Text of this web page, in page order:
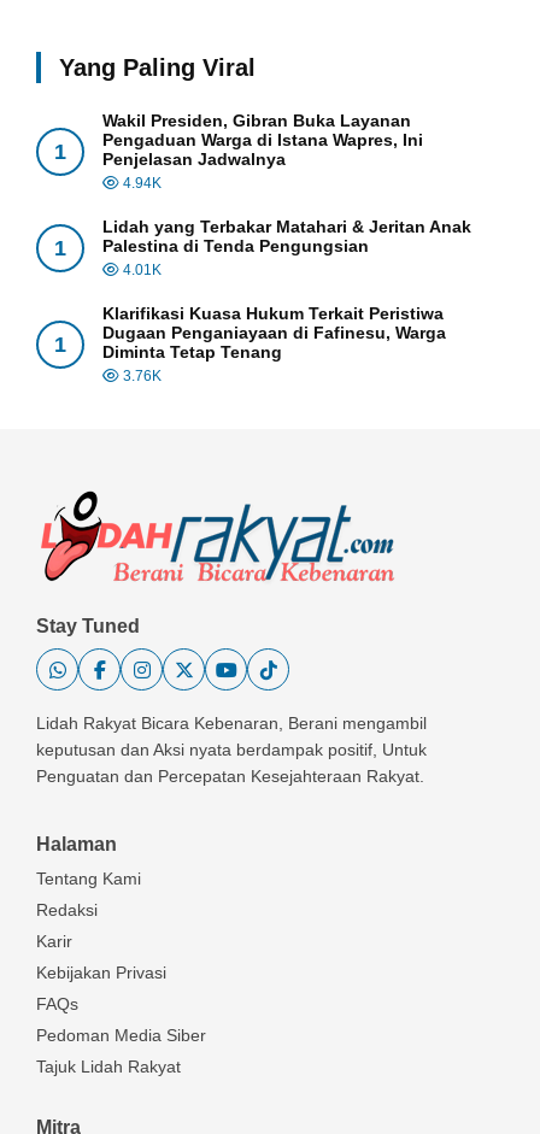
Yang Paling Viral
1
Wakil Presiden, Gibran Buka Layanan
Pengaduan Warga di Istana Wapres, Ini
Penjelasan Jadwalnya
4.94K
1
Lidah yang Terbakar Matahari & Jeritan Anak
Palestina di Tenda Pengungsian
4.01K
1
Klarifikasi Kuasa Hukum Terkait Peristiwa
Dugaan Penganiayaan di Fafinesu, Warga
Diminta Tetap Tenang
3.76K
Stay Tuned
Lidah Rakyat Bicara Kebenaran, Berani mengambil
keputusan dan Aksi nyata berdampak positif, Untuk
Penguatan dan Percepatan Kesejahteraan Rakyat.
Halaman
Tentang Kami
Redaksi
Karir
Kebijakan Privasi
FAQs
Pedoman Media Siber
Tajuk Lidah Rakyat
Mitra